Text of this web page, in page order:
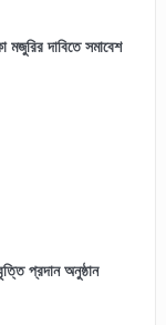
মজুরির দাবিতে সমাবেশ
প্রদান অনুষ্ঠান